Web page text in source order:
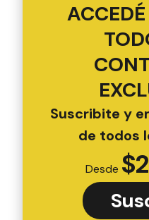
Suscribite y
de todos
Desde $